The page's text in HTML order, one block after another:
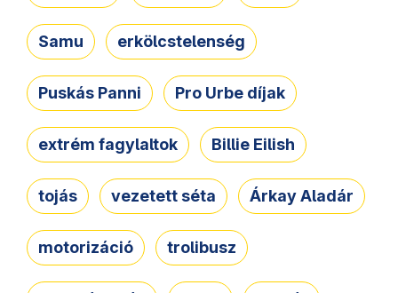
Samu erkölcstelenség
Puskás Panni Pro Urbe díjak
extrém fagylaltok Billie Eilish
tojás vezetett séta Árkay Aladár
motorizáció trolibusz